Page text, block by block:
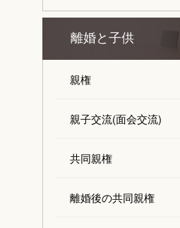
離婚と子供
親権
親子交流(面会交流)
共同親権
離婚後の共同親権